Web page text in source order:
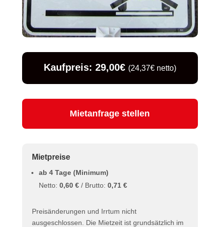
Kaufpreis: 29,00€ (24,37€ netto)
Mietanfrage stellen
Mietpreise
ab 4 Tage (Minimum)
Netto: 0,60 €/ Brutto: 0,71 €
Preisänderungen und Irrtum nicht
ausgeschlossen. Die Mietzeit ist grundsätzlich im